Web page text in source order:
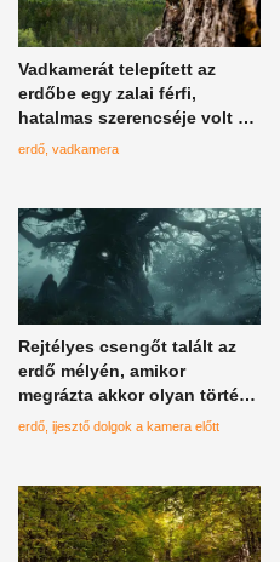
Vadkamerát telepített az
erdőbe egy zalai férfi,
hatalmas szerencséje volt a
felvételekkel
erdő vadkamera
Rejtélyes csengőt talált az
erdő mélyén, amikor
megrázta akkor olyan történt,
amire aligha van magyarázat
erdő ijesztő dolgok a kamera előtt